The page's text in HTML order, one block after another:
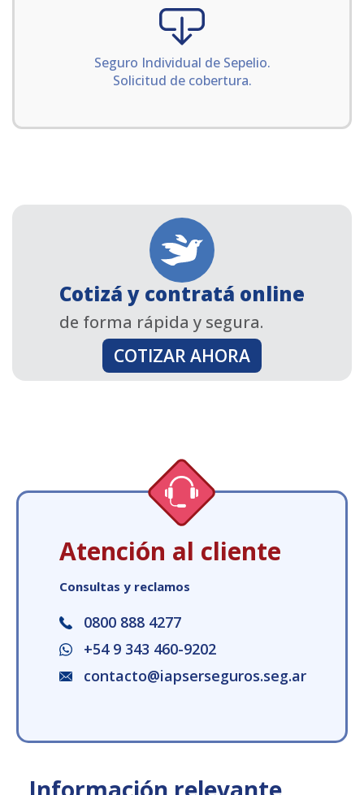
Seguro Individual de Sepelio.
Solicitud de cobertura.
Cotizá y contratá online
de forma rápida y segura.
COTIZAR AHORA
Atención al cliente
Consultas y reclamos
0800 888 4277
+54 9 343 460-9202
contacto@iapserseguros.seg.ar